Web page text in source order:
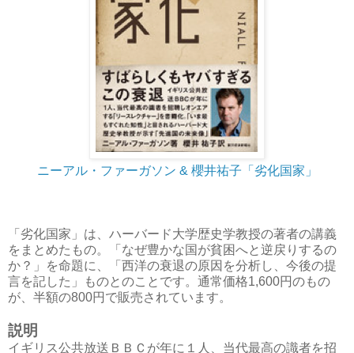
ニーアル・ファーガソン & 櫻井祐子「劣化国家」
「劣化国家」は、ハーバード大学歴史学教授の著者の講義
をまとめたもの。「なぜ豊かな国が貧困へと逆戻りするの
か？」を命題に、「西洋の衰退の原因を分析し、今後の提
言を記した」ものとのことです。通常価格1,600円のもの
が、半額の800円で販売されています。
説明
イギリス公共放送ＢＢＣが年に１人、当代最高の識者を招